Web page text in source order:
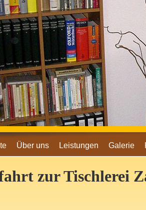
Über uns Leistungen Galerie
zur Tischlerei